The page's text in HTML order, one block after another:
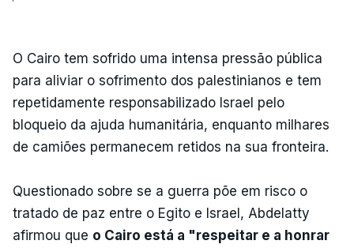
O Cairo tem sofrido uma intensa pressão pública
para aliviar o sofrimento dos palestinianos e tem
repetidamente responsabilizado Israel pelo
bloqueio da ajuda humanitária, enquanto milhares
de camiões permanecem retidos na sua fronteira.
Questionado sobre se a guerra põe em risco o
tratado de paz entre o Egito e Israel, Abdelatty
afirmou que o Cairo está a "respeitar e a honrar